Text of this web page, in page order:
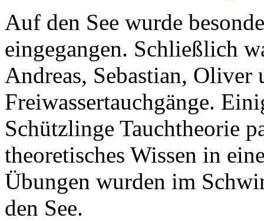
Auf den See wurde
eingegangen. Schließlich
Andreas, Sebastian,
Freiwassertauchgänge.
Schützlinge Tauchtheorie
theoretisches Wissen in
Übungen wurden im
den See.